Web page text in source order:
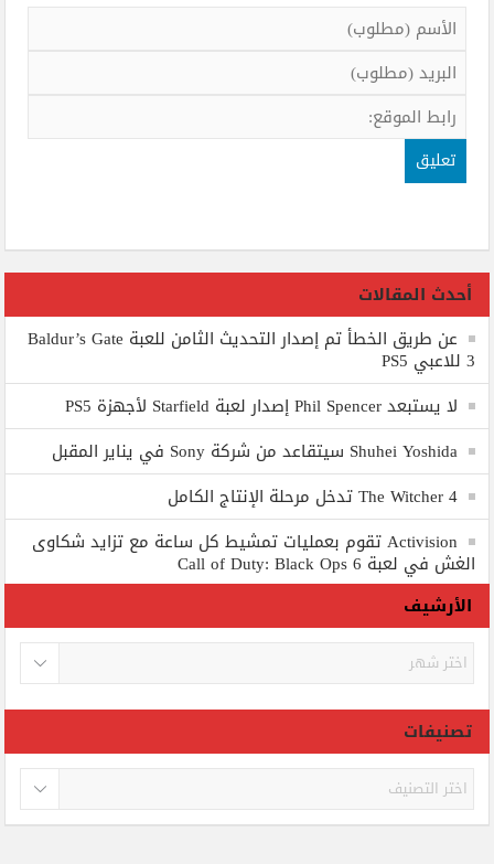
أحدث المقالات
عن طريق الخطأ تم إصدار التحديث الثامن للعبة Baldur’s Gate
3 للاعبي PS5
لا يستبعد Phil Spencer إصدار لعبة Starfield لأجهزة PS5
Shuhei Yoshida سيتقاعد من شركة Sony في يناير المقبل
The Witcher 4 تدخل مرحلة الإنتاج الكامل
Activision تقوم بعمليات تمشيط كل ساعة مع تزايد شكاوى
الغش في لعبة Call of Duty: Black Ops 6
الأرشيف
الأرشيف
تصنيفات
تصنيفات